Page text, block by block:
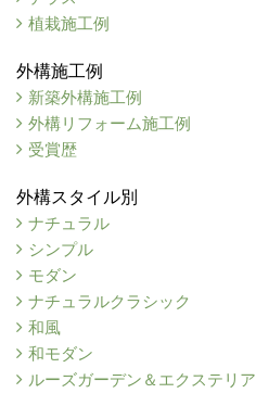
植栽施工例
外構施工例
新築外構施工例
外構リフォーム施工例
受賞歴
外構スタイル別
ナチュラル
シンプル
モダン
ナチュラルクラシック
和風
和モダン
ルーズガーデン＆エクステリア